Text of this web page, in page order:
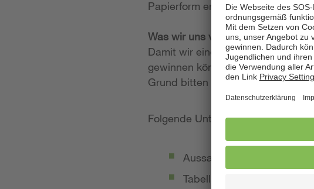
Papierform entgegen.
Was wir uns von Ihrer Bewerbung
Damit wir einen möglichst
gewinnen können, legen wir
Grund bitten wir Sie, von
Folgende Unterlagen sollte Ihre
Aussagekräftiges
Tabellarischer Lebenslauf